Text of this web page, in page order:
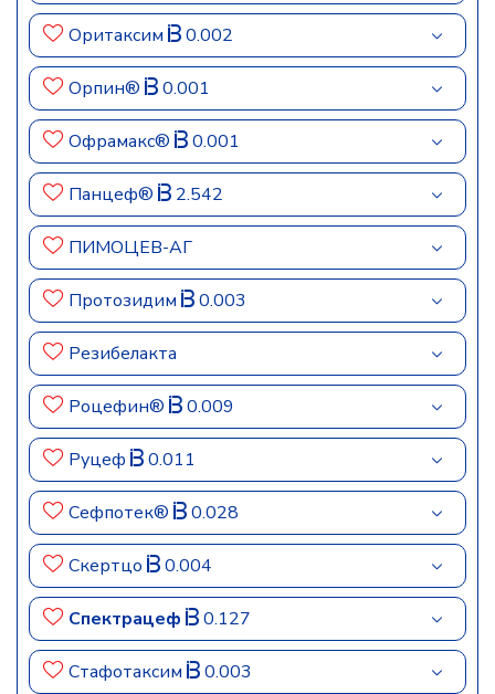
Оритаксим 0.002
Орпин® 0.001
Офрамакс® 0.001
Панцеф® 2.542
ПИМОЦЕВ-АГ
Протозидим 0.003
Резибелакта
Роцефин® 0.009
Руцеф 0.011
Сефпотек® 0.028
Скертцо 0.004
Спектрацеф 0.127
Стафотаксим 0.003